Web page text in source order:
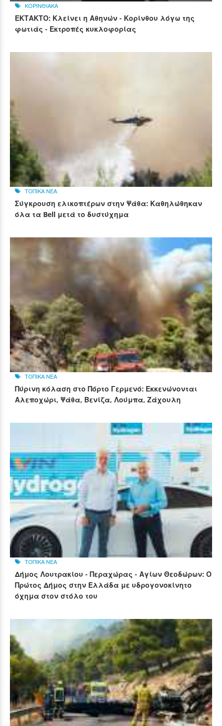
ΚΟΡΙΝΘΙΑΚΑ
ΕΚΤΑΚΤΟ: Κλείνει η Αθηνών - Κορίνθου λόγω της
φωτιάς - Εκτροπές κυκλοφορίας
ΤΟΠΙΚΑ ΝΕΑ
Σύγκρουση ελικοπτέρων στην Ψάθα: Καθηλώθηκαν
όλα τα Bell μετά το δυστύχημα
ΤΟΠΙΚΑ ΝΕΑ
Πύρινη κόλαση στο Πόρτο Γερμενό: Εκκενώνονται
Αλεποχώρι, Ψάθα, Βενίζα, Λούμπα, Ζάχουλη
ΤΟΠΙΚΑ ΝΕΑ
Δήμος Λουτρακίου - Περαχώρας - Αγίων Θεοδώρων: Ο
Πρώτος Δήμος στην Ελλάδα με υδρογονοκίνητο
όχημα στον στόλο του